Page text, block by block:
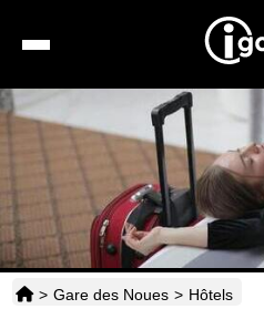
> Gare des Noues > Hôtels